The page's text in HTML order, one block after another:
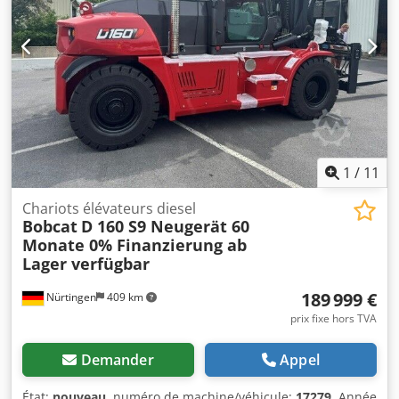
1 / 11
Nürtingen 409 km
Chariots élévateurs diesel
Bobcat D 160 S9 Neugerät 60
Monate 0% Finanzierung ab
Lager verfügbar
189 999 €
prix fixe hors TVA
Demander Appel